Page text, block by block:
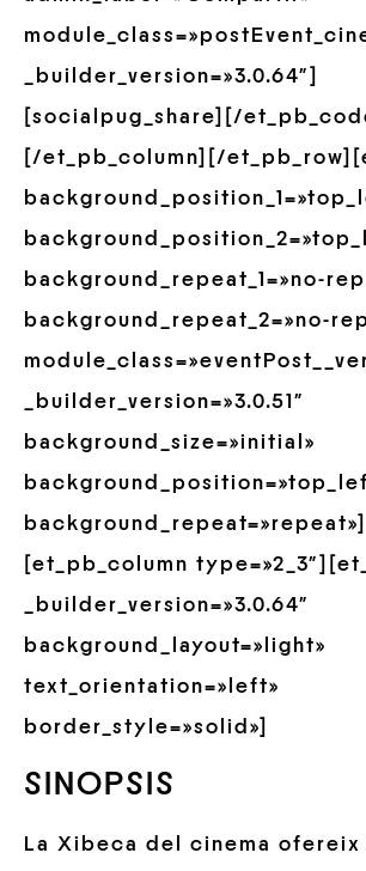
_builder_version=»3.0.64″]
[socialpug_share][/
[/et_pb_column][/
background_repeat_1=»no-
background_repeat_2=»no-
_builder_version=»3.0.51″
background_size=»initial»
background_repeat=»repeat»]
[et_pb_column
_builder_version=»3.0.64″
background_layout=»light»
text_orientation=»left»
border_style=»solid»]
SINOPSIS
La Xibeca del cinema ofereix